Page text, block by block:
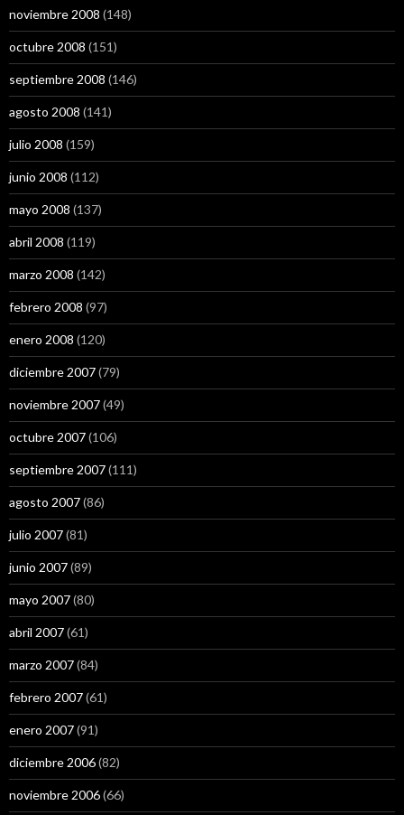
noviembre 2008 (148)
octubre 2008 (151)
septiembre 2008 (146)
agosto 2008 (141)
julio 2008 (159)
junio 2008 (112)
mayo 2008 (137)
abril 2008 (119)
marzo 2008 (142)
febrero 2008 (97)
enero 2008 (120)
diciembre 2007(79)
noviembre 2007(49)
octubre 2007(106)
septiembre 2007(111)
agosto 2007(86)
julio 2007(81)
junio 2007(89)
mayo 2007(80)
abril 2007(61)
marzo 2007(84)
febrero 2007(61)
enero 2007(91)
diciembre 2006(82)
noviembre 2006(66)